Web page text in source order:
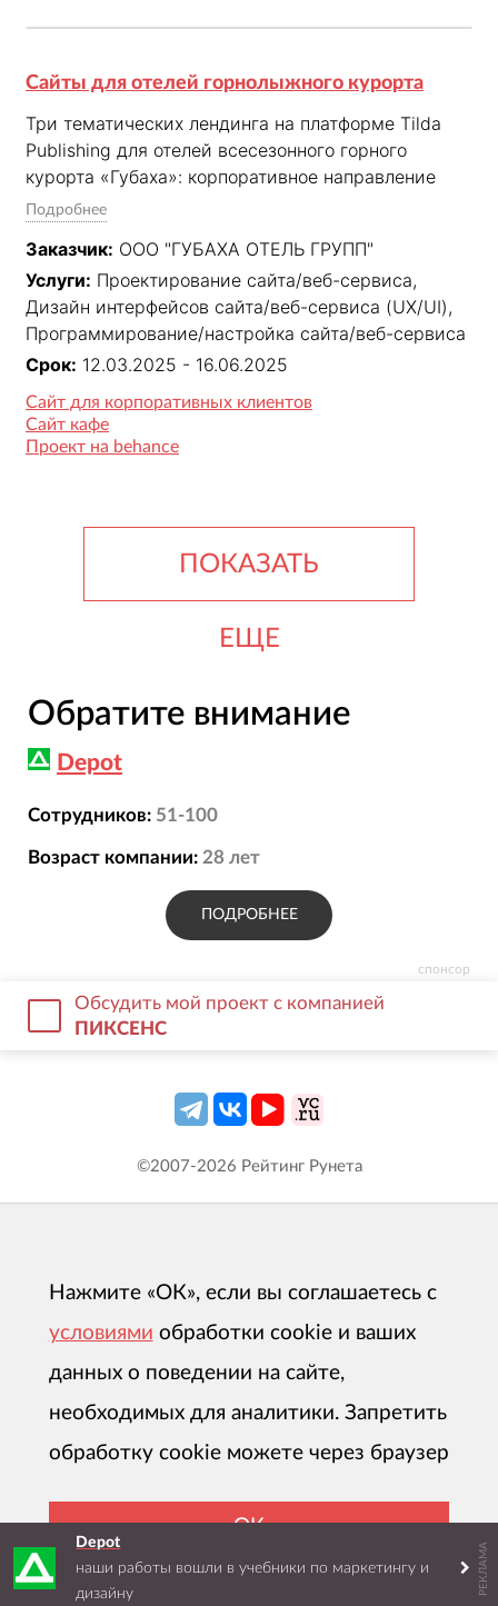
Сайты для отелей горнолыжного курорта
Три тематических лендинга на платформе Tilda
Publishing для отелей всесезонного горного
курорта «Губаха»: корпоративное направление
«Бизнес на высоте», праздничная акция «День
рождения на высоте» и гастрономическое
направление «Кафе Монблан». Объединены
единой системой навигации и перекрёстных
ссылок для удобного перемещения пользователя
между направлениями.
Подробнее
Заказчик: ООО "ГУБАХА ОТЕЛЬ ГРУПП"
Услуги: Проектирование сайта/веб-сервиса,
Дизайн интерфейсов сайта/веб-сервиса (UX/UI),
Программирование/настройка сайта/веб-сервиса
Срок: 12.03.2025 - 16.06.2025
Сайт для корпоративных клиентов
Сайт кафе
Проект на behance
ПОКАЗАТЬ
ЕЩЕ
спонсор
Обратите внимание
Depot
Сотрудников: 51-100
Возраст компании: 28 лет
ПОДРОБНЕЕ
Обсудить мой проект с компанией
ПИКСЕНС
Depot
наши работы вошли в учебники по маркетингу и
дизайну
РЕКЛАМА
©2007-2026 Рейтинг Рунета
Нажмите «ОК», если вы соглашаетесь с
условиями обработки cookie и ваших
данных о поведении на сайте,
необходимых для аналитики. Запретить
обработку cookie можете через браузер
ОК